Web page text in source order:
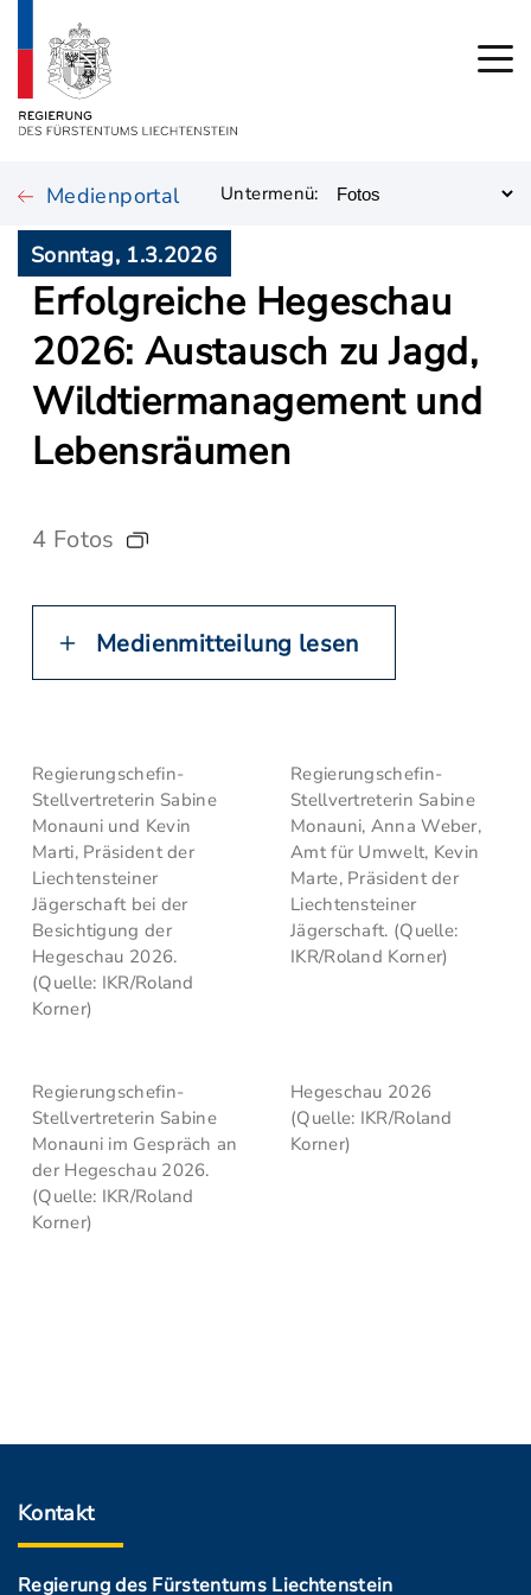
Medienportal Untermenü:
Sonntag, 1.3.2026
Erfolgreiche Hegeschau
2026: Austausch zu Jagd,
Wildtiermanagement und
Lebensräumen
4 Fotos
Medienmitteilung lesen
Regierungschefin-
Stellvertreterin Sabine
Monauni und Kevin
Marti, Präsident der
Liechtensteiner
Jägerschaft bei der
Besichtigung der
Hegeschau 2026.
(Quelle: IKR/Roland
Korner)
Regierungschefin-
Stellvertreterin Sabine
Monauni, Anna Weber,
Amt für Umwelt, Kevin
Marte, Präsident der
Liechtensteiner
Jägerschaft. (Quelle:
IKR/Roland Korner)
Regierungschefin-
Stellvertreterin Sabine
Monauni im Gespräch an
der Hegeschau 2026.
(Quelle: IKR/Roland
Korner)
Hegeschau 2026
(Quelle: IKR/Roland
Korner)
Kontakt
Regierung des Fürstentums Liechtenstein